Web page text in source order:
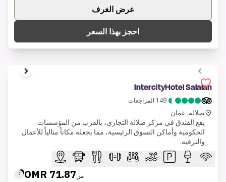
عرض الغرف
احجز بهذا السعر
1 of 8
IntercityHotel Salalah
149 المراجعات
صلالة, عمان
يقع الفندق في مركز صلالة التجاري، بالقرب من المؤسسات
الحكومية وأماكن التسوق الرئيسية، مما يجعله مكاناً مثالياً للأعمال
والترفيه.
من71.87 OMR